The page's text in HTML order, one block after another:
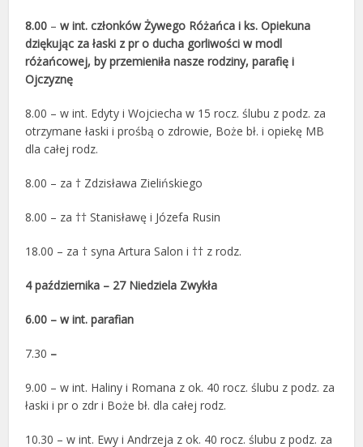
8.00 –w int. członków Żywego Różańca i ks. Opiekuna
dziękując za łaski z pr o ducha gorliwości w modl
różańcowej, by przemieniła nasze rodziny, parafię i
Ojczyznę
8.00 – w int. Edyty i Wojciecha w 15 rocz. ślubu z podz. za
otrzymane łaski i prośbą o zdrowie, Boże bł. i opiekę MB
dla całej rodz.
8.00 – za † Zdzisława Zielińskiego
8.00 – za †† Stanisławę i Józefa Rusin
18.00 – za † syna Artura Salon i †† z rodz.
4 października – 27 Niedziela Zwykła
6.00 – w int. parafian
7.30 –
9.00 – w int. Haliny i Romana z ok. 40 rocz. ślubu z podz. za
łaski i pr o zdr i Boże bł. dla całej rodz.
10.30 – w int. Ewy i Andrzeja z ok. 40 rocz. ślubu z podz. za